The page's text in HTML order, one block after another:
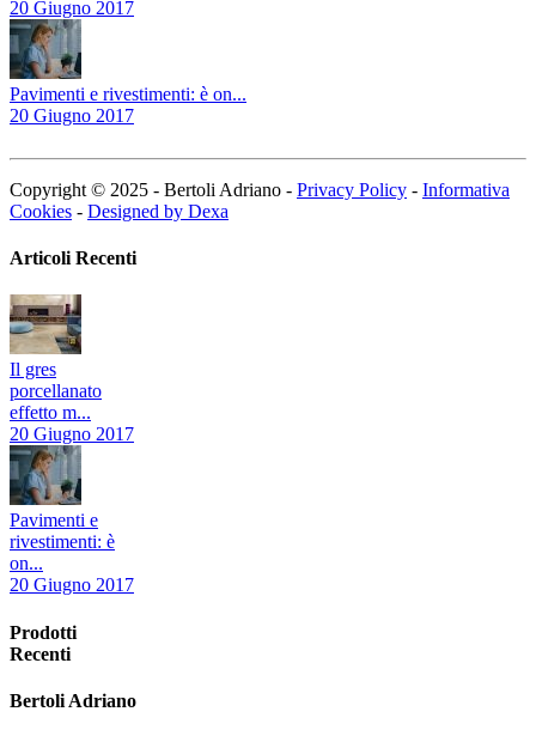
20 Giugno 2017
Pavimenti e rivestimenti: è on...
20 Giugno 2017
Copyright © 2025 - Bertoli Adriano - Privacy Policy - Informativa
Cookies - Designed by Dexa
Articoli Recenti
Il gres
porcellanato
effetto m...
20 Giugno 2017
Pavimenti e
rivestimenti: è
on...
20 Giugno 2017
Prodotti
Recenti
Bertoli Adriano